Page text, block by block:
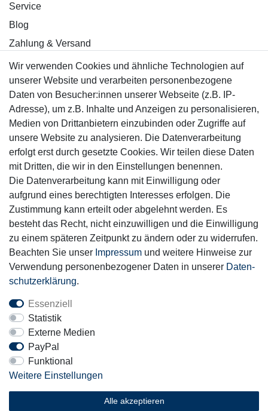
Service
Blog
Zahlung & Versand
Sicher einkaufen
Mitglied
Motor-Fit
© Copyright 2026 | Alle Rechte vorbehalten.
Wir verwenden Cookies und ähnliche Technologien auf
unserer Website und verarbeiten personenbezogene
Daten von Besucher:innen unserer Webseite (z.B. IP-
Adresse), um z.B. Inhalte und Anzeigen zu personalisieren,
Medien von Drittanbietern einzubinden oder Zugriffe auf
unsere Website zu analysieren. Die Datenverarbeitung
erfolgt erst durch gesetzte Cookies. Wir teilen diese Daten
mit Dritten, die wir in den Einstellungen benennen.
Die Datenverarbeitung kann mit Einwilligung oder
aufgrund eines berechtigten Interesses erfolgen. Die
Zustimmung kann erteilt oder abgelehnt werden. Es
besteht das Recht, nicht einzuwilligen und die Einwilligung
zu einem späteren Zeitpunkt zu ändern oder zu widerrufen.
Beachten Sie unser Impressum und weitere Hinweise zur
Verwendung personenbezogener Daten in unserer Daten­
schutz­erklärung.
Essenziell
Statistik
Externe Medien
PayPal
Funktional
Weitere Einstellungen
Alle akzeptieren